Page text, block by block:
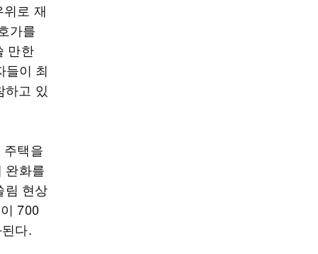
로 재
가를
만한
들이 최
하고 있
택을
완화를
림 현상
700
다.